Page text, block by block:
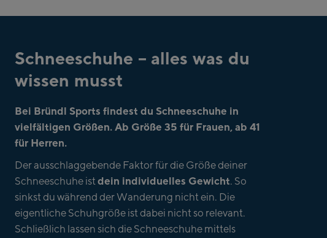
Schneeschuhe – alles was du
wissen musst
Bei Bründl Sports findest du Schneeschuhe in
vielfältigen Größen. Ab Größe 35 für Frauen, ab 41
für Herren.
Der ausschlaggebende Faktor für die Größe deiner
Schneeschuhe istdein individuelles Gewicht. So
sinkst du während der Wanderung nicht ein. Die
eigentliche Schuhgröße ist dabei nicht so relevant.
Schließlich lassen sich die Schneeschuhe mittels